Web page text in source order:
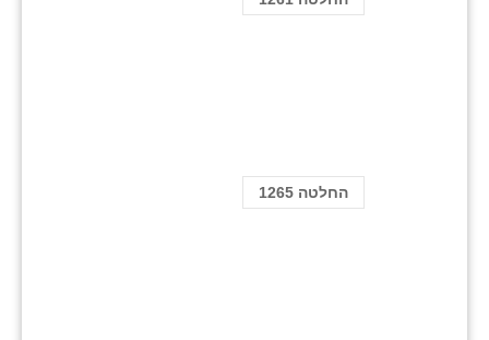
החלטה 1265